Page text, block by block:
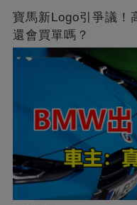
寶馬新Logo引爭議！
還會買單嗎？